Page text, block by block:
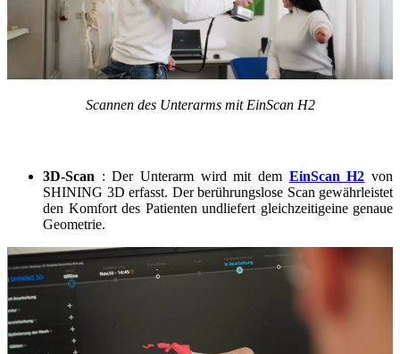
Scannen des Unterarmsmit EinScan H2
3D-Scan : Der Unterarm wirdmit dem EinScan H2 von
SHINING 3D erfasst. Der berührungslose Scan gewährleistet
den Komfort des Patienten undliefert gleichzeitigeine genaue
Geometrie.